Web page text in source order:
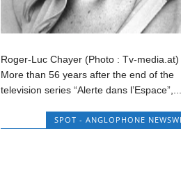
Roger-Luc Chayer (Photo : Tv-media.at)
More than 56 years after the end of the
television series “Alerte dans l’Espace”,...
SPOT - ANGLOPHONE